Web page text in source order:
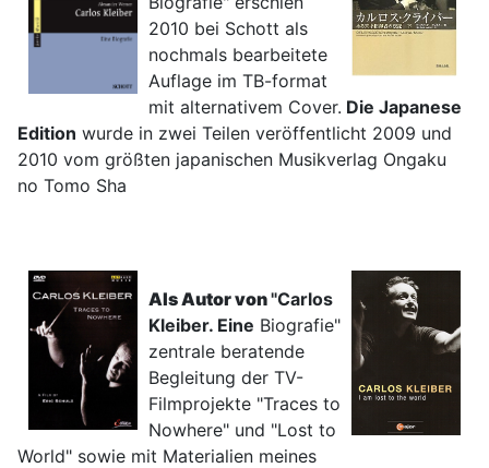
2010 bei Schott als
nochmals bearbeitete
Auflage im TB-format
mit alternativem Cover. Die Japanese
Edition wurde in zwei Teilen veröffentlicht 2009 und
2010 vom größten japanischen Musikverlag Ongaku
no Tomo Sha
Als Autor von"Carlos
Kleiber. Eine Biografie"
zentrale beratende
Begleitung der TV-
Filmprojekte "Traces to
Nowhere" und "Lost to
World" sowie mit Materialien meines